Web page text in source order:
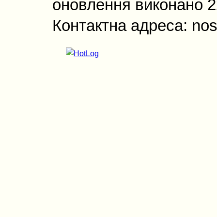
оновлення виконано
Контактна адреса: